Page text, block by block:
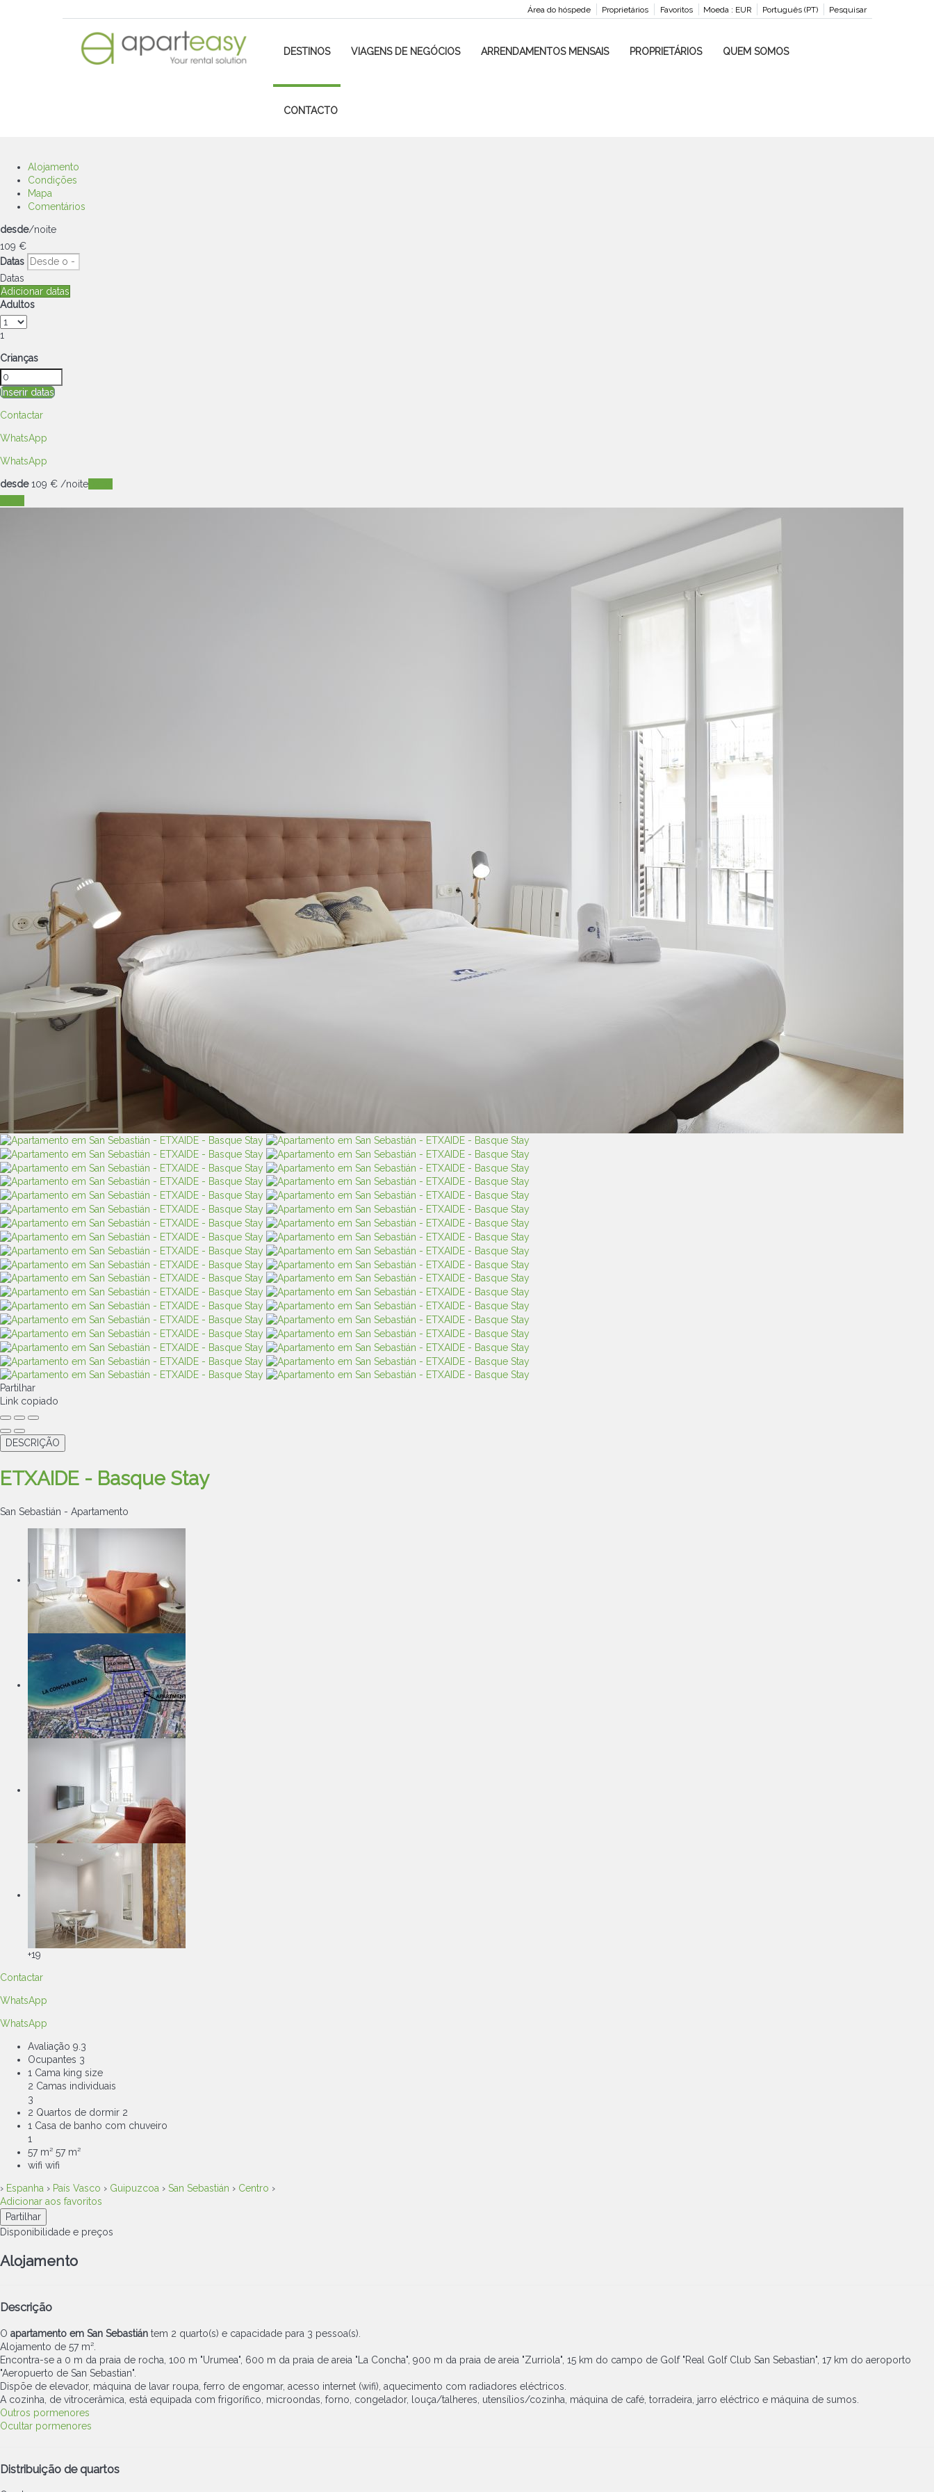
Pesquisar
Português (PT)
Moeda : EUR
Favoritos
Proprietários
Área do hóspede
DESTINOS VIAGENS DE NEGÓCIOS ARRENDAMENTOS MENSAIS PROPRIETÁRIOS QUEM SOMOS
CONTACTO
Alojamento
Condições
Mapa
Comentários
desde/noite
109 €
Datas
Datas
Adicionar datas
Adultos
1
Crianças
Inserir datas
Contactar
WhatsApp
WhatsApp
desde109 € /noite
Partilhar
Link copiado
DESCRIÇÃO
ETXAIDE - Basque Stay
San Sebastián - Apartamento
+19
Contactar
WhatsApp
WhatsApp
Avaliação 9.3
Ocupantes 3
1 Cama king size
2 Camas individuais
3
2 Quartos de dormir 2
1 Casa de banho com chuveiro
1
57 m² 57 m²
wifi wifi
› Espanha › País Vasco › Guipuzcoa › San Sebastián › Centro ›
Adicionar aos favoritos
Partilhar
Disponibilidade e preços
Alojamento
Descrição
O apartamento em San Sebastián tem 2 quarto(s) e capacidade para 3 pessoa(s).
Alojamento de 57 m².
Encontra-se a 0 m da praia de rocha, 100 m "Urumea", 600 m da praia de areia "La Concha", 900 m da praia de areia "Zurriola", 15 km do campo de Golf "Real Golf Club San Sebastian", 17 km do aeroporto
"Aeropuerto de San Sebastian".
Dispõe de elevador, máquina de lavar roupa, ferro de engomar, acesso internet (wifi), aquecimento com radiadores eléctricos.
A cozinha, de vitrocerâmica, está equipada com frigorífico, microondas, forno, congelador, louça/talheres, utensílios/cozinha, máquina de café, torradeira, jarro eléctrico e máquina de sumos.
Outros pormenores
Ocultar pormenores
Distribuição de quartos